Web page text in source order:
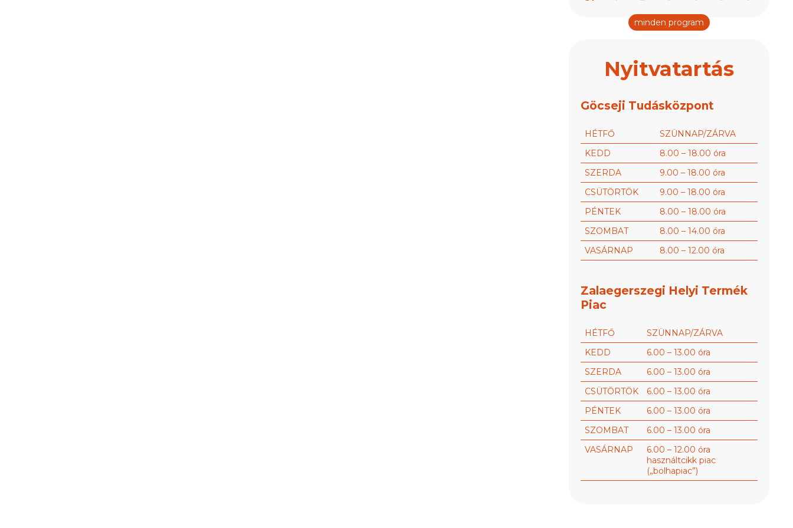
minden program
Nyitvatartás
Göcseji Tudásközpont
HÉTFŐ
SZÜNNAP/ZÁRVA
KEDD
8.00 – 18.00 óra
SZERDA
9.00 – 18.00 óra
CSÜTÖRTÖK
9.00 – 18.00 óra
PÉNTEK
8.00 – 18.00 óra
SZOMBAT
8.00 – 14.00 óra
VASÁRNAP
8.00 – 12.00 óra
Zalaegerszegi Helyi Termék
Piac
HÉTFŐ
SZÜNNAP/ZÁRVA
KEDD
6.00 – 13.00 óra
SZERDA
6.00 – 13.00 óra
CSÜTÖRTÖK
6.00 – 13.00 óra
PÉNTEK
6.00 – 13.00 óra
SZOMBAT
6.00 – 13.00 óra
VASÁRNAP
6.00 – 12.00 óra
használtcikk piac
(„bolhapiac”)